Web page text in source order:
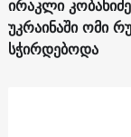
ირაკლი
უკრაინაში ომი
სჭირდებოდა